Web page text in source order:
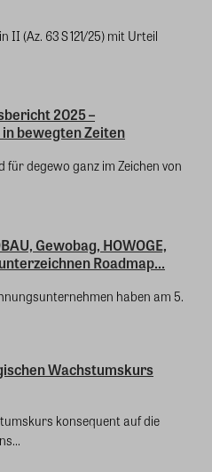
(Az. 63 S 121/25) mit Urteil
2025 –
bewegten Zeiten
degewo ganz im Zeichen von
Gewobag, HOWOGE,
Roadmap...
haben am 5.
Wachstumskurs
konsequent auf die